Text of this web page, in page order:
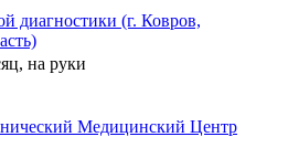
диагностики (г. Ковров,
на руки
Медицинский Центр